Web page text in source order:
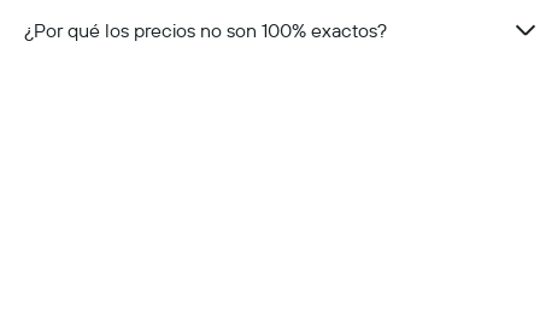
¿Por qué los precios no son 100% exactos?